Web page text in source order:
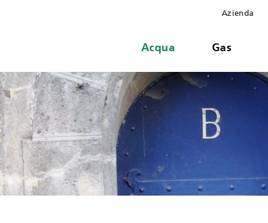
Azienda
Acqua Gas